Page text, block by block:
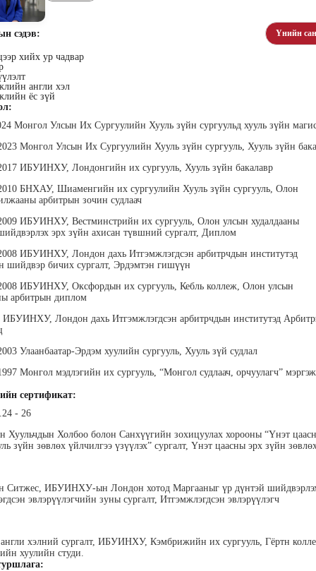
сэдэв: Үнийн
хийх ур чадвар
англи хэл
ёс зүй
Монгол Улсын Их Сургуулийн Хууль зүйн сургуульд хууль зүйн
Монгол Улсын Их Сургуулийн Хууль зүйн сургууль, Хууль зүйн
ИБУИНХУ, Лондонгийн их сургууль, Хууль зүйн бакалавр
БНХАУ, Шиаменгийн их сургуулийн Хууль зүйн сургууль, Олон
арбитрын зочин судлаач
ИБУИНХУ, Вестминстрийн их сургууль, Олон улсын худалдааны
эрх зүйн ахисан түвшний сургалт, Диплом
ИБУИНХУ, Лондон дахь Итгэмжлэгдсэн арбитрчдын институтэд
шийдвэр бичих сургалт, Эрдэмтэн гишүүн
ИБУИНХУ, Оксфордын их сургууль, Кебль коллеж, Олон улсын
арбитрын диплом
ИБУИНХУ, Лондон дахь Итгэмжлэгдсэн арбитрчдын институтэд
Улаанбаатар-Эрдэм хуулийн сургууль, Хууль зүй судлал
Монгол мэдлэгийн их сургууль, “Монгол судлаач, орчуулагч”
сертификат:
- 26
Хуульчдын Холбоо болон Санхүүгийн зохицуулах хорооны “Үнэт
зүйн зөвлөх үйлчилгээ үзүүлэх” сургалт, Үнэт цаасны эрх зүйн
Ситжес, ИБУИНХУ-ын Лондон хотод Маргааныг үр дүнтэй
эвлэрүүлэгчийн зуны сургалт, Итгэмжлэгдсэн эвлэрүүлэгч
хэлний сургалт, ИБУИНХУ, Кэмбрижийн их сургууль, Гёртн
хуулийн студи.
Бизнес хөгжүүлэлт
зөвлөх
Жамъянсүрэн
Оймандах
байгуулагч, Гүйцэтгэх
захирал
Батсүх Ундрах-Эрдэнэ
Көүч багш Жаргаа бизнес
HR
багш
Хөгжлийн Институтийн
тэргүүн (үүсгэн байгуулагч)
Тамгын Газар, Хүний
нөөцийн хэлтэс, Сургагч